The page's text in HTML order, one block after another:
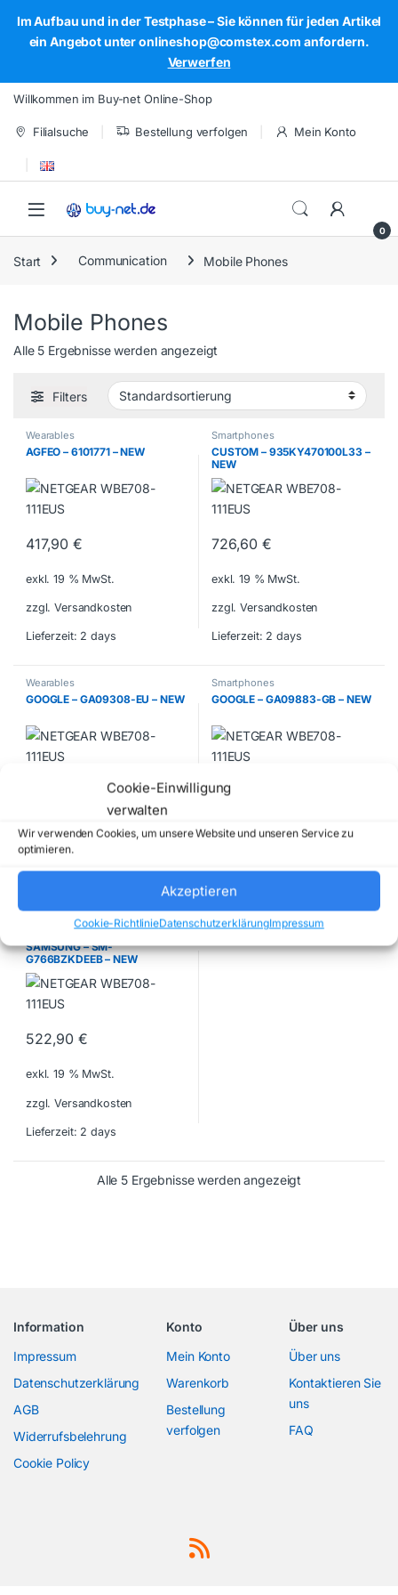
Cookie-Einwilligung
verwalten
Wir verwenden Cookies, um unsere Website und unseren Service zu
optimieren.
Akzeptieren
Cookie-RichtlinieDatenschutzerklärungImpressum
Im Aufbau und in der Testphase – Sie können für jeden Artikel
ein Angebot unter onlineshop@comstex.com anfordern.
Verwerfen
Skip to navigation
Skip to content
Willkommen im Buy-net Online-Shop
Filialsuche Bestellung verfolgen Mein Konto
Open
0
Start Communication Mobile Phones
Mobile Phones
Alle 5 Ergebnisse werden angezeigt
Filters
Wearables
AGFEO – 6101771 – NEW
417,90€
exkl. 19 % MwSt.
zzgl. Versandkosten
Lieferzeit: 2 days
Smartphones
CUSTOM – 935KY470100L33 –
NEW
726,60€
exkl. 19 % MwSt.
zzgl. Versandkosten
Lieferzeit: 2 days
Wearables
GOOGLE – GA09308-EU – NEW
exkl. 19 % MwSt.
zzgl. Versandkosten
Smartphones
GOOGLE – GA09883-GB – NEW
656,25
exkl. 19 % MwSt.
Smartphones
SAMSUNG – SM-
G766BZKDEEB – NEW
522,90€
exkl. 19 % MwSt.
zzgl. Versandkosten
Lieferzeit: 2 days
Alle 5 Ergebnisse werden angezeigt
Information
Impressum
Datenschutzerklärung
AGB
Widerrufsbelehrung
Cookie Policy
Konto
Mein Konto
Warenkorb
Bestellung
verfolgen
Über uns
Über uns
Kontaktieren Sie
uns
FAQ